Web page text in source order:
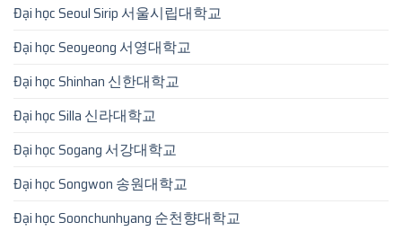
Đại học Seoul Sirip 서울시립대학교
Đại học Seoyeong 서영대학교
Đại học Shinhan 신한대학교
Đại học Silla 신라대학교
Đại học Sogang 서강대학교
Đại học Songwon 송원대학교
Đại học Soonchunhyang 순천향대학교